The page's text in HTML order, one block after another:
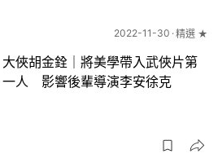
2022-11-30 精選 ★
大俠胡金銓｜將美學帶入武俠片第
一人 影響後輩導演李安徐克